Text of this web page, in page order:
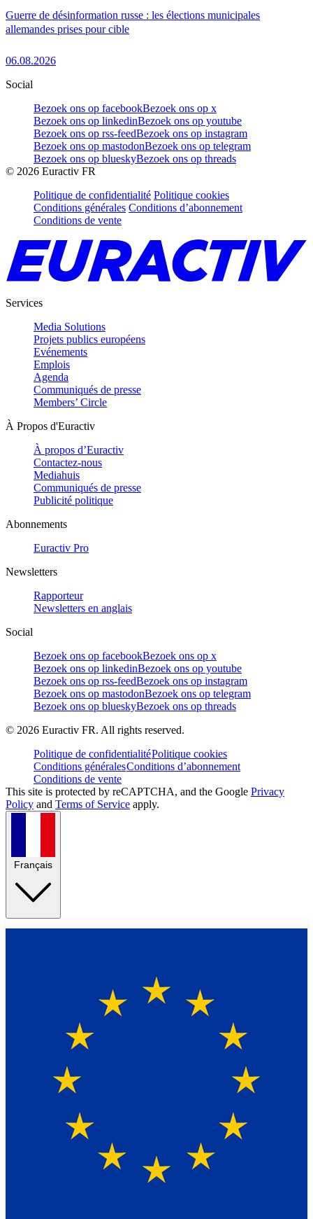
Guerre de désinformation russe : les élections municipales
allemandes prises pour cible
06.08.2026
Social
Bezoek ons op facebookBezoek ons op x
Bezoek ons op linkedinBezoek ons op youtube
Bezoek ons op rss-feedBezoek ons op instagram
Bezoek ons op mastodonBezoek ons op telegram
Bezoek ons op blueskyBezoek ons op threads
© 2026 Euractiv FR
Politique de confidentialité Politique cookies
Conditions générales Conditions d’abonnement
Conditions de vente
Services
Media Solutions
Projets publics européens
Evénements
Emplois
Agenda
Communiqués de presse
Members’ Circle
À Propos d'Euractiv
À propos d’Euractiv
Contactez-nous
Mediahuis
Communiqués de presse
Publicité politique
Abonnements
Euractiv Pro
Newsletters
Rapporteur
Newsletters en anglais
Social
Bezoek ons op facebookBezoek ons op x
Bezoek ons op linkedinBezoek ons op youtube
Bezoek ons op rss-feedBezoek ons op instagram
Bezoek ons op mastodonBezoek ons op telegram
Bezoek ons op blueskyBezoek ons op threads
© 2026 Euractiv FR. All rights reserved.
Politique de confidentialitéPolitique cookies
Conditions généralesConditions d’abonnement
Conditions de vente
This site is protected by reCAPTCHA, and the Google Privacy
Policy and Terms of Service apply.
Français